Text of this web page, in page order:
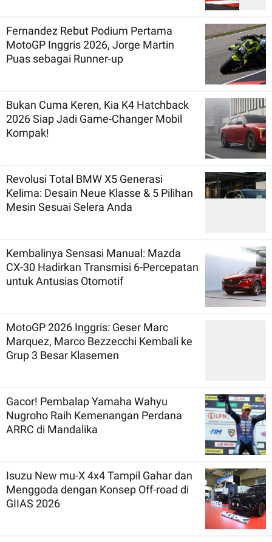
Fernandez Rebut Podium Pertama
MotoGP Inggris 2026, Jorge Martin
Puas sebagai Runner-up
Bukan Cuma Keren, Kia K4 Hatchback
2026 Siap Jadi Game-Changer Mobil
Kompak!
Revolusi Total BMW X5 Generasi
Kelima: Desain Neue Klasse & 5 Pilihan
Mesin Sesuai Selera Anda
Kembalinya Sensasi Manual: Mazda
CX-30 Hadirkan Transmisi 6-Percepatan
untuk Antusias Otomotif
MotoGP 2026 Inggris: Geser Marc
Marquez, Marco Bezzecchi Kembali ke
Grup 3 Besar Klasemen
Gacor! Pembalap Yamaha Wahyu
Nugroho Raih Kemenangan Perdana
ARRC di Mandalika
Isuzu New mu-X 4x4 Tampil Gahar dan
Menggoda dengan Konsep Off-road di
GIIAS 2026